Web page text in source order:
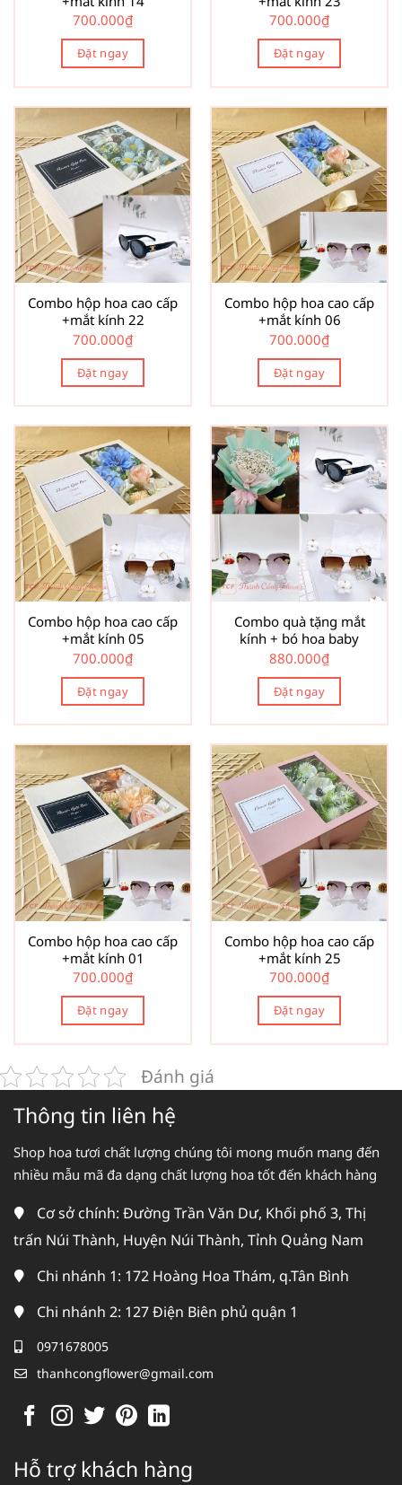
700.000₫
Đặt ngay
700.000₫
Đặt ngay
Combo hộp hoa cao cấp
+mắt kính 22
700.000₫
Đặt ngay
Combo hộp hoa cao cấp
+mắt kính 06
700.000₫
Đặt ngay
Combo hộp hoa cao cấp
+mắt kính 05
700.000₫
Đặt ngay
Combo quà tặng mắt
kính + bó hoa baby
880.000₫
Đặt ngay
Combo hộp hoa cao cấp
+mắt kính 01
700.000₫
Đặt ngay
Combo hộp hoa cao cấp
+mắt kính 25
700.000₫
Đặt ngay
Đánh giá
Thông tin liên hệ
Shop hoa tươi chất lượng chúng tôi mong muốn mang đến
nhiều mẫu mã đa dạng chất lượng hoa tốt đến khách hàng
Cơ sở chính: Đường Trần Văn Dư, Khối phố 3, Thị
trấn Núi Thành, Huyện Núi Thành, Tỉnh Quảng Nam
Chi nhánh 1: 172 Hoàng Hoa Thám, q.Tân Bình
Chi nhánh 2: 127 Điện Biên phủ quận 1
0971678005
thanhcongflower@gmail.com
Hỗ trợ khách hàng